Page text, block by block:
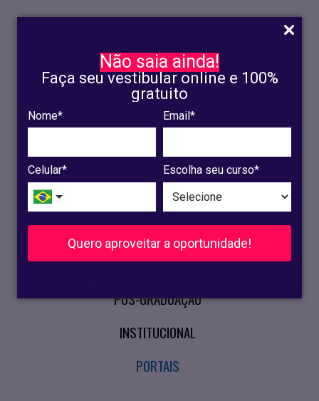
Não saia ainda!
Faça seu vestibular online e 100%
gratuito
Nome* Email*
Celular* Escolha seu curso*
Quero aproveitar a oportunidade!
.
INSCRIÇÃO
OLINDA
RECIFE
VESTIBULAR
CURSOS PRESENCIAIS
PÓS-GRADUAÇÃO
INSTITUCIONAL
PORTAIS